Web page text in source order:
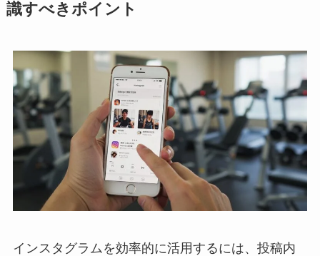
識すべきポイント
インスタグラムを効率的に活用するには、投稿内